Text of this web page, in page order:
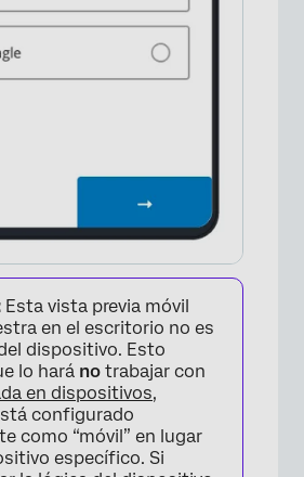
Esta vista previa móvil
en el escritorio no es
dispositivo. Esto
lo hará no trabajar con
en dispositivos,
configurado
como “móvil” en lugar
específico. Si